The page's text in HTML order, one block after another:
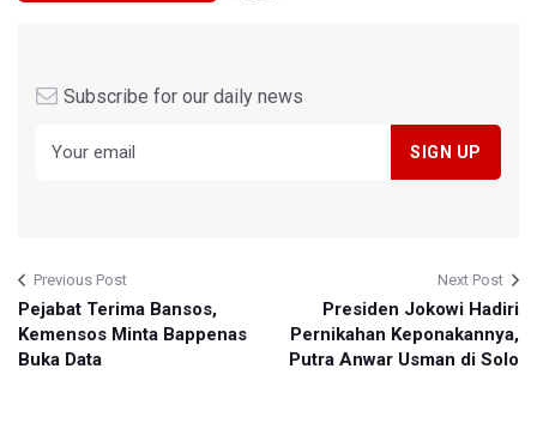
Subscribe for our daily news
Previous Post
Pejabat Terima Bansos,
Kemensos Minta Bappenas
Buka Data
Next Post
Presiden Jokowi Hadiri
Pernikahan Keponakannya,
Putra Anwar Usman di Solo